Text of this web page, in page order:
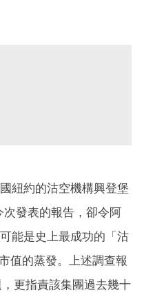
紐約的沽空機構興登堡
發表的報告，卻令阿
能是史上最成功的「沽
值的蒸發。上述調查報
更指責該集團過去幾十